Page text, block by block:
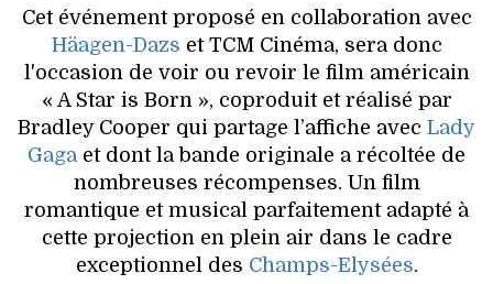
HISTOIRE DES MARQUES
DÉCO
VOYAGES & LOISIRS
Cet événement proposé en collaboration avec
Häagen-Dazs et TCM Cinéma, sera donc
l'occasion de voir ou revoir le film américain
« A Star is Born », coproduit et réalisé par
Bradley Cooper qui partage l’affiche avec Lady
Gagaet dont la bande originale a récoltée de
nombreuses récompenses. Un film
romantique et musical parfaitement adapté à
cette projection en plein air dans le cadre
exceptionnel des Champs-Elysées.